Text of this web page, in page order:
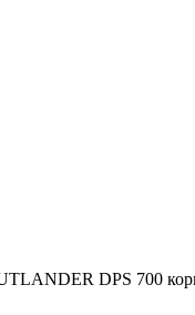
DPS 700